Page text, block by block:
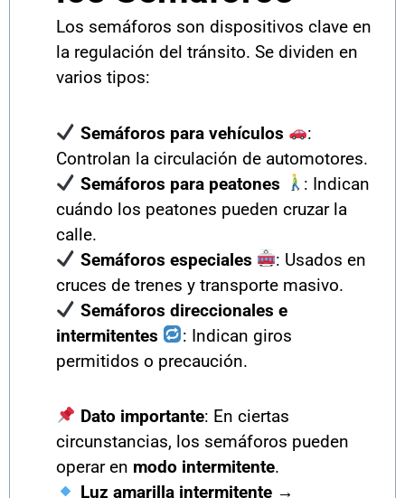
Los semáforos son dispositivos clave en
la regulación del tránsito. Se dividen en
varios tipos:
Semáforos para vehículos
:
Controlan la circulación de automotores.
Semáforos para peatones
: Indican
cuándo los peatones pueden cruzar la
calle.
Semáforos especiales
: Usados en
cruces de trenes y transporte masivo.
Semáforos direccionales e
intermitentes
: Indican giros
permitidos o precaución.
Dato importante: En ciertas
circunstancias, los semáforos pueden
operar en modo intermitente.
Luz amarilla intermitente→